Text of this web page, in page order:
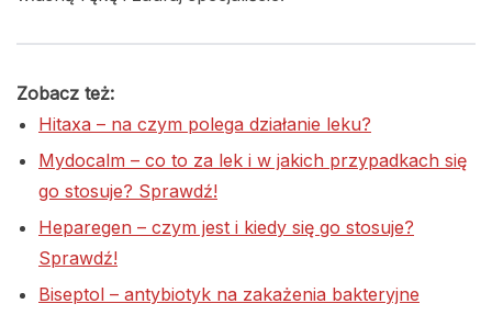
Zobacz też:
Hitaxa – na czym polega działanie leku?
Mydocalm – co to za lek i w jakich przypadkach się
go stosuje? Sprawdź!
Heparegen – czym jest i kiedy się go stosuje?
Sprawdź!
Biseptol – antybiotyk na zakażenia bakteryjne